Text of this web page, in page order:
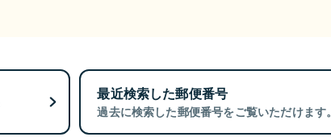
最近検索した郵便番号
過去に検索した郵便番号をご覧いただけます。